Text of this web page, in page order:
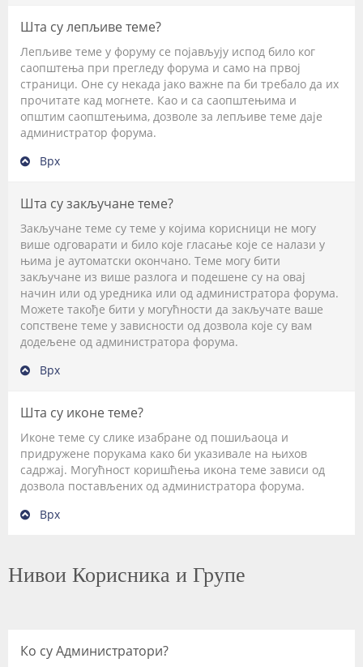
Шта су лепљиве теме?
Лепљиве теме у форуму се појављују испод било ког
саопштења при прегледу форума и само на првој
страници. Оне су некада јако важне па би требало да их
прочитате кад могнете. Као и са саопштењима и
општим саопштењима, дозволе за лепљиве теме даје
администратор форума.
Врх
Шта су закључане теме?
Закључане теме су теме у којима корисници не могу
више одговарати и било које гласање које се налази у
њима је аутоматски окончано. Теме могу бити
закључане из више разлога и подешене су на овај
начин или од уредника или од администратора форума.
Можете такође бити у могућности да закључате ваше
сопствене теме у зависности од дозвола које су вам
додељене од администратора форума.
Врх
Шта су иконе теме?
Иконе теме су слике изабране од пошиљаоца и
придружене порукама како би указивале на њихов
садржај. Могућност коришћења икона теме зависи од
дозвола постављених од администратора форума.
Врх
Нивои Корисника и Групе
Ко су Администратори?